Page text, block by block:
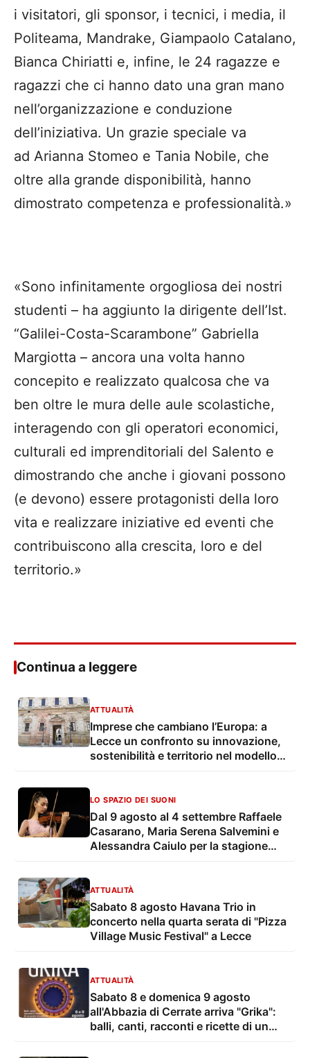
i visitatori, gli sponsor, i tecnici, i media, il
Politeama, Mandrake, Giampaolo Catalano,
Bianca Chiriatti e, infine, le 24 ragazze e
ragazzi che ci hanno dato una gran mano
nell’organizzazione e conduzione
dell’iniziativa. Un grazie speciale va
ad Arianna Stomeo e Tania Nobile, che
oltre alla grande disponibilità, hanno
dimostrato competenza e professionalità.»
«Sono infinitamente orgogliosa dei nostri
studenti – ha aggiunto la dirigente dell’Ist.
“Galilei-Costa-Scarambone” Gabriella
Margiotta – ancora una volta hanno
concepito e realizzato qualcosa che va
ben oltre le mura delle aule scolastiche,
interagendo con gli operatori economici,
culturali ed imprenditoriali del Salento e
dimostrando che anche i giovani possono
(e devono) essere protagonisti della loro
vita e realizzare iniziative ed eventi che
contribuiscono alla crescita, loro e del
territorio.»
Continua a leggere
ATTUALITÀ
Imprese che cambiano l’Europa: a
Lecce un confronto su innovazione,
sostenibilità e territorio nel modello
LO SPAZIO DEI SUONI
Dal 9 agosto al 4 settembre Raffaele
Casarano, Maria Serena Salvemini e
Alessandra Caiulo per la stagione
ATTUALITÀ
Sabato 8 agosto Havana Trio in
concerto nella quarta serata di "Pizza
Village Music Festival" a Lecce
ATTUALITÀ
Sabato 8 e domenica 9 agosto
all'Abbazia di Cerrate arriva "Grika":
balli, canti, racconti e ricette di un